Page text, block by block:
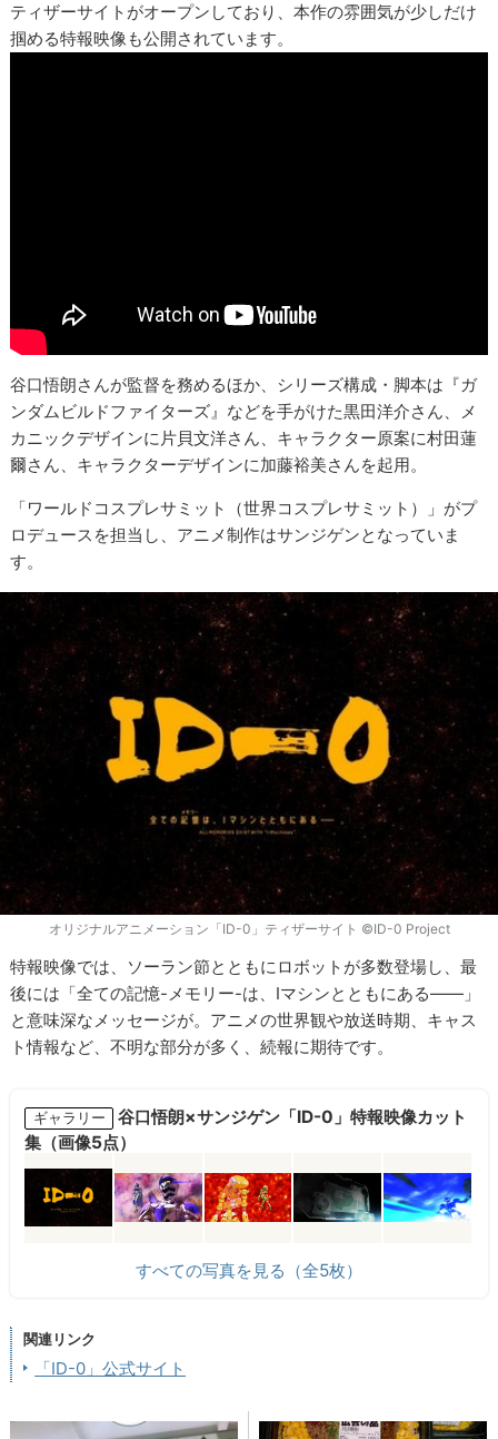
ティザーサイトがオープンしており、本作の雰囲気が少しだけ
掴める特報映像も公開されています。
谷口悟朗さんが監督を務めるほか、シリーズ構成・脚本は『ガ
ンダムビルドファイターズ』などを手がけた黒田洋介さん、メ
カニックデザインに片貝文洋さん、キャラクター原案に村田蓮
爾さん、キャラクターデザインに加藤裕美さんを起用。
「ワールドコスプレサミット（世界コスプレサミット）」がプ
ロデュースを担当し、アニメ制作はサンジゲンとなっていま
す。
オリジナルアニメーション「ID-0」ティザーサイト ©ID-0 Project
特報映像では、ソーラン節とともにロボットが多数登場し、最
後には「全ての記憶-メモリー-は、Iマシンとともにある――」
と意味深なメッセージが。アニメの世界観や放送時期、キャス
ト情報など、不明な部分が多く、続報に期待です。
ギャラリー
谷口悟朗×サンジゲン「ID-0」特報映像カット
集（画像5点）
すべての写真を見る（全5枚）
関連リンク
「ID-0」公式サイト